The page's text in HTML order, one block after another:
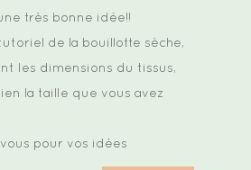
très bonne idée!!
de la bouillotte sèche,
les dimensions du tissus,
la taille que vous avez
pour vos idées